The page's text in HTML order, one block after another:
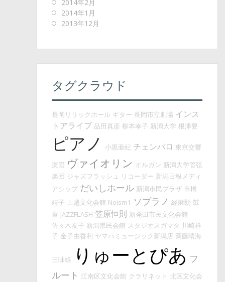
2014年2月
2014年1月
2013年12月
タグクラウド
長岡リリックホール ギター 長岡市立劇場 インス
トアライブ 品田真彦 柳本幸子 新潟大学 根津要
ピアノ 小黒亜紀 チェンバロ 東京交響
楽団 ヴァイオリン オルガン 新潟大学管弦
楽団 ジャズフラッシュ リコーダー 新潟日報メディ
アシップ だいしホール 新潟市民プラザ 市橋
靖子
上越文化会館 Noism1 ソプラノ 経麻朗 鼓
童 JAZZFLASH 笠原恒則 新発田市民文化会館
佐々木友子 新潟県民会館 スタジオスガマタ 川崎祥
子 金子由香利 ヤマハミュージック新潟店 斉藤晴海
三味線 りゅーとぴあ フ
ルート 江南区文化会館 クラリネット 北区文化会